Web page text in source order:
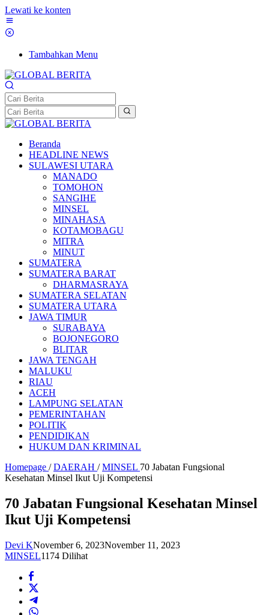
Lewati ke konten
Tambahkan Menu
Beranda
HEADLINE NEWS
SULAWESI UTARA
MANADO
TOMOHON
SANGIHE
MINSEL
MINAHASA
KOTAMOBAGU
MITRA
MINUT
SUMATERA
SUMATERA BARAT
DHARMASRAYA
SUMATERA SELATAN
SUMATERA UTARA
JAWA TIMUR
SURABAYA
BOJONEGORO
BLITAR
JAWA TENGAH
MALUKU
RIAU
ACEH
LAMPUNG SELATAN
PEMERINTAHAN
POLITIK
PENDIDIKAN
HUKUM DAN KRIMINAL
Homepage / DAERAH / MINSEL 70 Jabatan Fungsional
Kesehatan Minsel Ikut Uji Kompetensi
70 Jabatan Fungsional Kesehatan Minsel
Ikut Uji Kompetensi
Devi KNovember 6, 2023November 11, 2023
MINSEL1174 Dilihat